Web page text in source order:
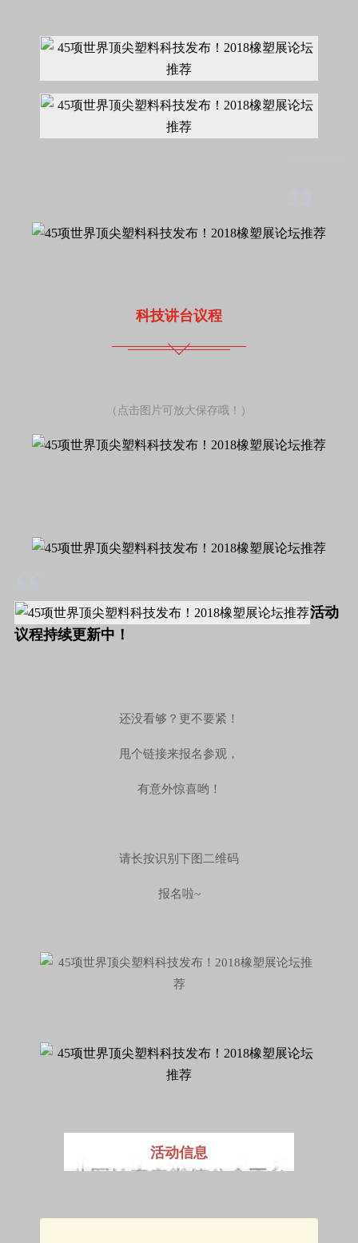
”
科技讲台议程
（点击图片可放大保存哦！ ）
“
活动
议程持续更新中！
还没看够？更不要紧！
甩个链接来报名参观，
有意外惊喜哟！
请长按识别下图二维码
报名啦~
活动信息